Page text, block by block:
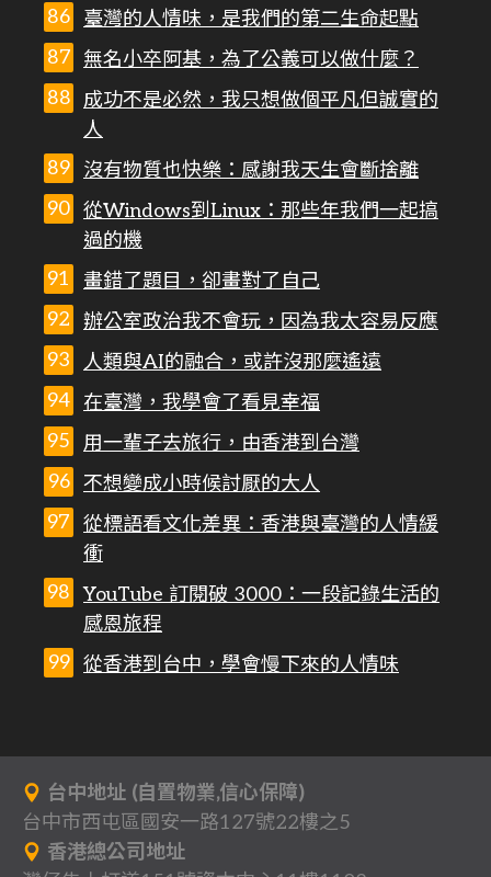
臺灣的人情味，是我們的第二生命起點
無名小卒阿基，為了公義可以做什麼？
成功不是必然，我只想做個平凡但誠實的
人
沒有物質也快樂：感謝我天生會斷捨離
從Windows到Linux：那些年我們一起搞
過的機
畫錯了題目，卻畫對了自己
辦公室政治我不會玩，因為我太容易反應
人類與AI的融合，或許沒那麼遙遠
在臺灣，我學會了看見幸福
用一輩子去旅行，由香港到台灣
不想變成小時候討厭的大人
從標語看文化差異：香港與臺灣的人情緩
衝
YouTube 訂閱破 3000：一段記錄生活的
感恩旅程
從香港到台中，學會慢下來的人情味
台中地址 (自置物業,信心保障)
台中市西屯區國安一路127號22樓之5
香港總公司地址